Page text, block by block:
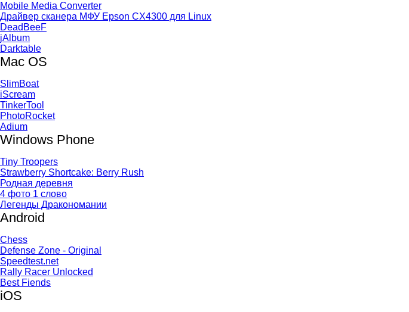
Mobile Media Converter
Драйвер сканера МФУ Epson CX4300 для Linux
DeadBeeF
jAlbum
Darktable
Mac OS
SlimBoat
iScream
TinkerTool
PhotoRocket
Adium
Windows Phone
Tiny Troopers
Strawberry Shortcake: Berry Rush
Родная деревня
4 фото 1 слово
Легенды Дракономании
Android
Chess
Defense Zone - Original
Speedtest.net
Rally Racer Unlocked
Best Fiends
iOS